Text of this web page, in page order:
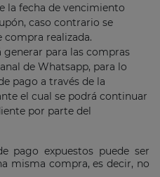
la fecha de vencimiento
caso contrario se
compra realizada.
generar para las compras
de Whatsapp, para lo
pago a través de la
el cual se podrá continuar
por parte del
pago expuestos puede ser
misma compra, es decir, no